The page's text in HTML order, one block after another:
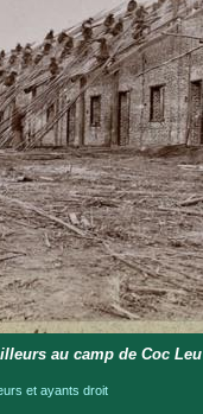
au camp de Coc Leu
et ayants droit